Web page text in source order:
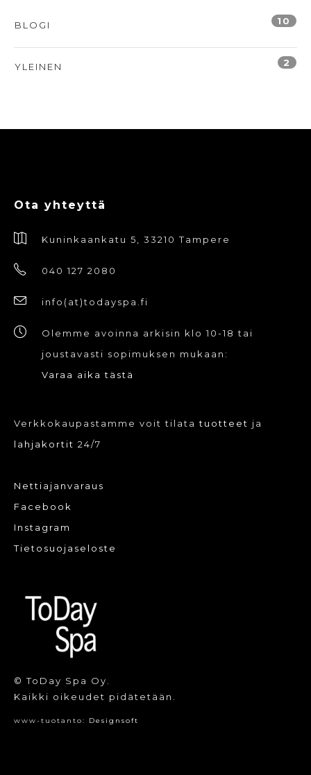
BLOGI 10
YLEINEN 2
Ota yhteyttä
Kuninkaankatu 5, 33210 Tampere
040 127 2080
info(at)todayspa.fi
Olemme avoinna arkisin klo 10-18 tai
joustavasti sopimuksen mukaan:
Varaa aika tästä
Verkkokaupastamme voit tilatatuotteet ja
lahjakortit 24/7
Nettiajanvaraus
Facebook
Instagram
Tietosuojaseloste
© ToDay Spa Oy.
Kaikki oikeudet pidätetään.
www-tuotanto: Designsoft